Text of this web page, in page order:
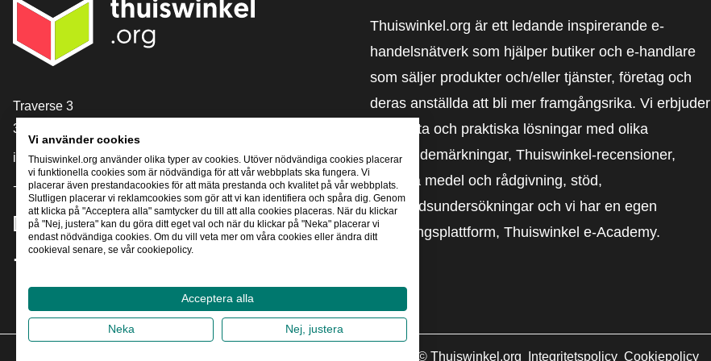
[_General:Contact]
Traverse 3
3905 NL Veenendaal
info@thuiswinkel.org
+31 (0)318 64 85 75
[_General:SocialMediaTitle]
Thuiswinkel.org är ett ledande inspirerande e-
handelsnätverk som hjälper butiker och e-handlare
som säljer produkter och/eller tjänster, företag och
deras anställda att bli mer framgångsrika. Vi erbjuder
relevanta och praktiska lösningar med olika
förtroendemärkningar, Thuiswinkel-recensioner,
rättsliga medel och rådgivning, stöd,
marknadsundersökningar och vi har en egen
utbildningsplattform, Thuiswinkel e-Academy.
©Thuiswinkel.org Integritetspolicy Cookiepolicy
Vi använder cookies
Thuiswinkel.org använder olika typer av cookies. Utöver nödvändiga cookies placerar
vi funktionella cookies som är nödvändiga för att vår webbplats ska fungera. Vi
placerar även prestandacookies för att mäta prestanda och kvalitet på vår webbplats.
Slutligen placerar vi reklamcookies som gör att vi kan identifiera och spåra dig. Genom
att klicka på "Acceptera alla" samtycker du till att alla cookies placeras. När du klickar
på "Nej, justera" kan du göra ditt eget val och när du klickar på "Neka" placerar vi
endast nödvändiga cookies. Om du vill veta mer om våra cookies eller ändra ditt
cookieval senare, se vår cookiepolicy.
Acceptera alla
Neka Nej, justera